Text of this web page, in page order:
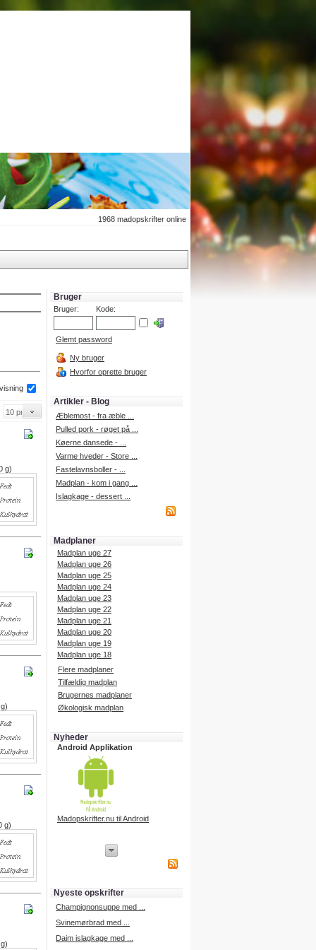
1968 madopskrifter online
g)
g)
Bruger
Bruger: Kode:
Glemt password
Ny bruger
Hvorfor oprette bruger
Artikler - Blog
Æblemost - fra æble ...
Pulled pork - røget på ...
Køerne dansede - ...
Varme hveder - Store ...
Fastelavnsboller - ...
Madplan - kom i gang ...
Islagkage - dessert ...
Madplaner
Madplan uge 27
Madplan uge 26
Madplan uge 25
Madplan uge 24
Madplan uge 23
Madplan uge 22
Madplan uge 21
Madplan uge 20
Madplan uge 19
Madplan uge 18
Flere madplaner
Tilfældig madplan
Brugernes madplaner
Økologisk madplan
Nyheder
Android Applikation
Madopskrifter.nu til Android
iPhone udvikling
Nyeste opskrifter
Champignonsuppe med ...
Svinemørbrad med ...
Daim islagkage med ...